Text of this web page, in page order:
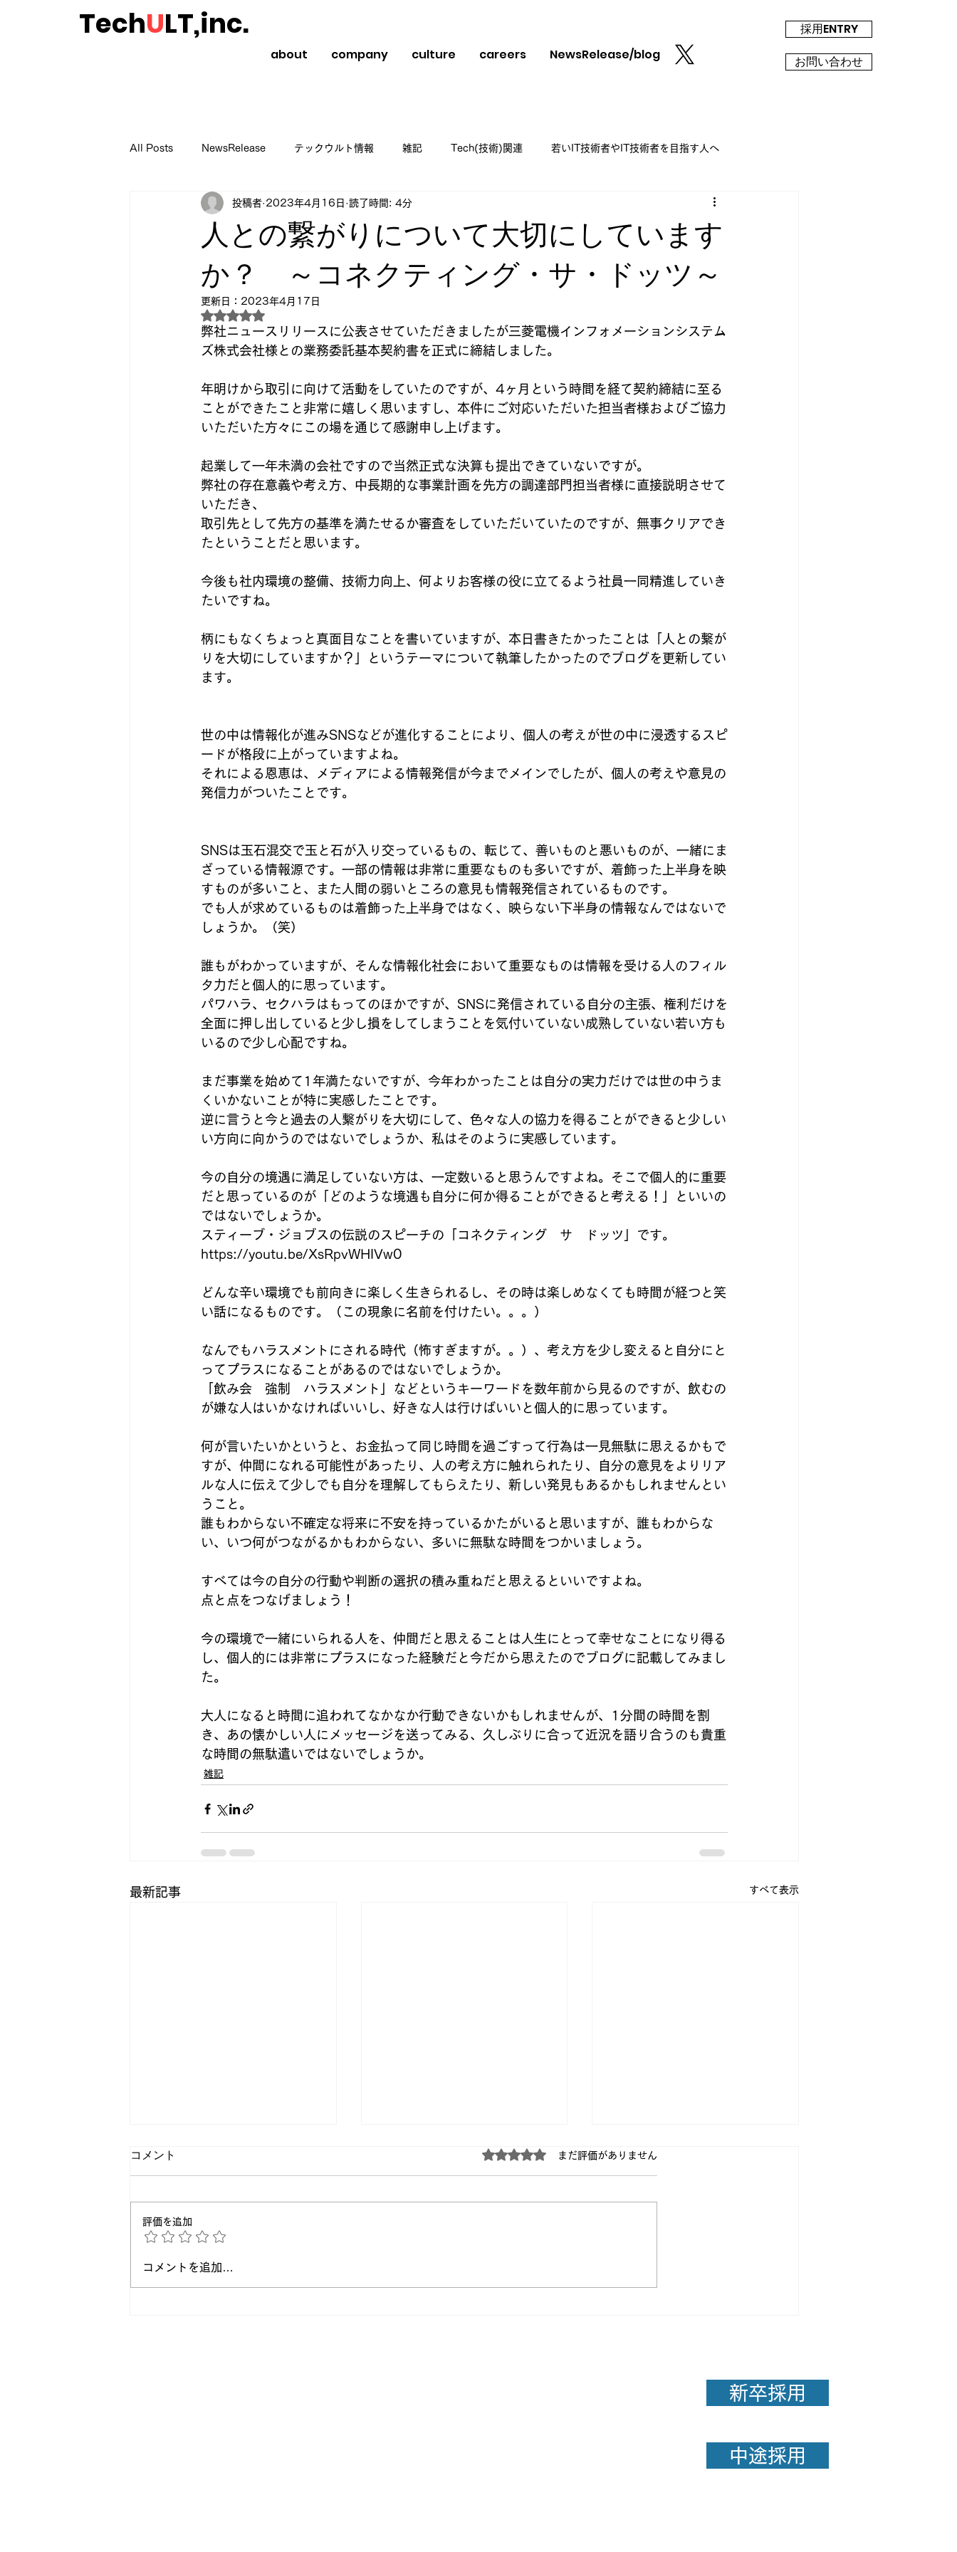
TechULT,inc.
about company culture careers NewsRelease/blog
採用ENTRY
お問い合わせ
All Posts NewsRelease テックウルト情報 雑記 Tech(技術)関連 若いIT技術者やIT技術者を目指す人へ
起業や副業のススメ 読書のススメ
人との繋がりについて大切にしています
か？ ～コネクティング・サ・ドッツ～
投稿者 2023年4月16日 読了時間: 4分
更新日： 2023年4月17日
5つ星のうちNaNと評価されています。
弊社ニュースリリースに公表させていただきましたが三菱電機インフォメーションシステム
ズ株式会社様との業務委託基本契約書を正式に締結しました。
年明けから取引に向けて活動をしていたのですが、4ヶ月という時間を経て契約締結に至る
ことができたこと非常に嬉しく思いますし、本件にご対応いただいた担当者様およびご協力
いただいた方々にこの場を通じて感謝申し上げます。
起業して一年未満の会社ですので当然正式な決算も提出できていないですが。
弊社の存在意義や考え方、中長期的な事業計画を先方の調達部門担当者様に直接説明させて
いただき、
取引先として先方の基準を満たせるか審査をしていただいていたのですが、無事クリアでき
たということだと思います。
今後も社内環境の整備、技術力向上、何よりお客様の役に立てるよう社員一同精進していき
たいですね。
柄にもなくちょっと真面目なことを書いていますが、本日書きたかったことは「人との繋が
りを大切にしていますか？」というテーマについて執筆したかったのでブログを更新してい
ます。
世の中は情報化が進みSNSなどが進化することにより、個人の考えが世の中に浸透するスピ
ードが格段に上がっていますよね。
それによる恩恵は、メディアによる情報発信が今までメインでしたが、個人の考えや意見の
発信力がついたことです。
SNSは玉石混交で玉と石が入り交っているもの、転じて、善いものと悪いものが、一緒にま
ざっている情報源です。一部の情報は非常に重要なものも多いですが、着飾った上半身を映
すものが多いこと、また人間の弱いところの意見も情報発信されているものです。
でも人が求めているものは着飾った上半身ではなく、映らない下半身の情報なんではないで
しょうか。（笑）
誰もがわかっていますが、そんな情報化社会において重要なものは情報を受ける人のフィル
タ力だと個人的に思っています。
パワハラ、セクハラはもってのほかですが、SNSに発信されている自分の主張、権利だけを
全面に押し出していると少し損をしてしまうことを気付いていない成熟していない若い方も
いるので少し心配ですね。
まだ事業を始めて1年満たないですが、今年わかったことは自分の実力だけでは世の中うま
くいかないことが特に実感したことです。
逆に言うと今と過去の人繋がりを大切にして、色々な人の協力を得ることができると少しい
い方向に向かうのではないでしょうか、私はそのように実感しています。
今の自分の境遇に満足していない方は、一定数いると思うんですよね。そこで個人的に重要
だと思っているのが「どのような境遇も自分に何か得ることができると考える！」といいの
ではないでしょうか。
スティーブ・ジョブスの伝説のスピーチの「コネクティング　サ　ドッツ」です。
https://youtu.be/XsRpvWHIVw0
どんな辛い環境でも前向きに楽しく生きられるし、その時は楽しめなくても時間が経つと笑
い話になるものです。（この現象に名前を付けたい。。。）
なんでもハラスメントにされる時代（怖すぎますが。。）、考え方を少し変えると自分にと
ってプラスになることがあるのではないでしょうか。
「飲み会　強制　ハラスメント」などというキーワードを数年前から見るのですが、飲むの
が嫌な人はいかなければいいし、好きな人は行けばいいと個人的に思っています。
何が言いたいかというと、お金払って同じ時間を過ごすって行為は一見無駄に思えるかもで
すが、仲間になれる可能性があったり、人の考え方に触れられたり、自分の意見をよりリア
ルな人に伝えて少しでも自分を理解してもらえたり、新しい発見もあるかもしれませんとい
うこと。
誰もわからない不確定な将来に不安を持っているかたがいると思いますが、誰もわからな
い、いつ何がつながるかもわからない、多いに無駄な時間をつかいましょう。
すべては今の自分の行動や判断の選択の積み重ねだと思えるといいですよね。
点と点をつなげましょう！
今の環境で一緒にいられる人を、仲間だと思えることは人生にとって幸せなことになり得る
し、個人的には非常にプラスになった経験だと今だから思えたのでブログに記載してみまし
た。
大人になると時間に追われてなかなか行動できないかもしれませんが、1分間の時間を割
き、あの懐かしい人にメッセージを送ってみる、久しぶりに合って近況を語り合うのも貴重
な時間の無駄遣いではないでしょうか。
雑記
最新記事 すべて表示
正論よりも大切なこと。相手
が動き出すコミュニケーショ
「AI組織」になる？
い理由
コメント 5つ星のうち0と評価されています。
まだ評価がありません
評価を追加
コメントを追加…
新卒採用
中途採用